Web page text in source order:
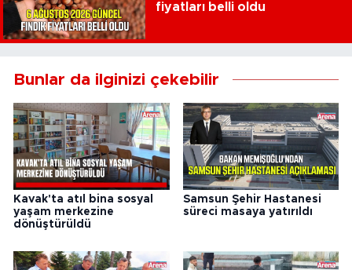
fiyatları belli oldu
Bunlar da ilginizi çekebilir
Kavak'ta atıl bina sosyal
yaşam merkezine
dönüştürüldü
Samsun Şehir Hastanesi
süreci masaya yatırıldı